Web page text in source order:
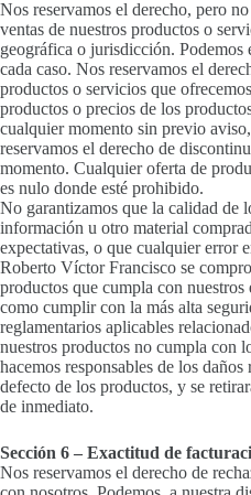
Nos reservamos el derecho, pero
ventas de nuestros productos o
geográfica o jurisdicción. Podemos
cada caso. Nos reservamos el
productos o servicios que
productos o precios de los
cualquier momento sin previo
reservamos el derecho de
momento. Cualquier oferta de
es nulo donde esté prohibido.
No garantizamos que la calidad de
información u otro material
expectativas, o que cualquier error
Roberto Víctor Francisco se
productos que cumpla con nuestros
como cumplir con la más alta
reglamentarios aplicables
nuestros productos no cumpla con
hacemos responsables de los
defecto de los productos, y se
de inmediato.
Sección 6 – Exactitud de
Nos reservamos el derecho de